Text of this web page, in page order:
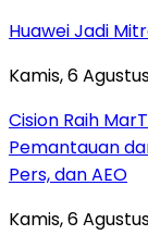
Huawei Jadi
Kamis, 6
Cision Raih
Pemantauan
Pers, dan AEO
Kamis, 6